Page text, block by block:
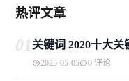
热评文章
01关键词 2020十大关
2025-05-05 0 评论